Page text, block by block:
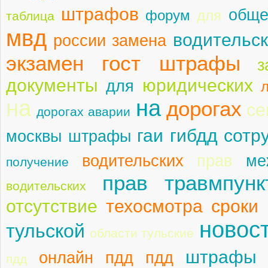
таблица штрафов форум для
мвд россии замена
экзамен гост штрафы
документы для юридических
на дорогах аварии на дорогах
москвы штрафы гаи гибдд
получение водительских прав
водительских прав
отсутствие техосмотра сроки
тульской области тульские
пдд онлайн пдд пдд штрафы